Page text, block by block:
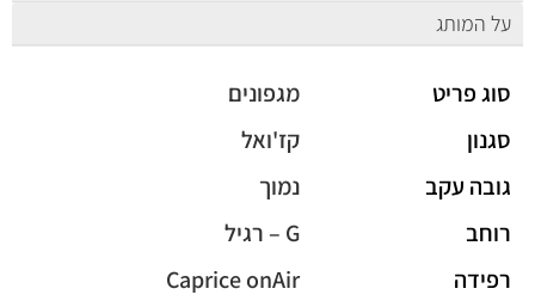
על המותג
סוג פריט
מגפונים
סגנון
קז'ואל
גובה עקב
נמוך
רוחב
G – רגיל
רפידה
Caprice onAir